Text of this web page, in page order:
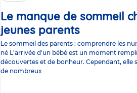
Le manque de sommeil
jeunes parents
Le sommeil des parents : comprendre les
né L'arrivée d'un bébé est un moment
découvertes et de bonheur. Cependant, elle
de nombreux